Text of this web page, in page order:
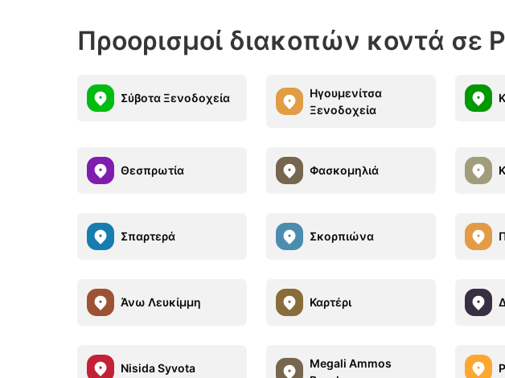
Προορισμοί διακοπών κοντά σε
Σύβοτα Ξενοδοχεία
Ηγουμενίτσα
Ξενοδοχεία
Θεσπρωτία Φασκομηλιά
Σπαρτερά Σκορπιώνα
Άνω Λευκίμμη Καρτέρι
Nisida Syvota
Megali Ammos